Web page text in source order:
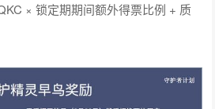
× 锁定期期间额外得票比例 + 质